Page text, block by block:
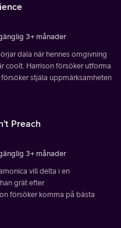
3+ månader
dala när hennes omgivning
coolt. Harrison försöker utforma
stjäla uppmärksamheten
Preach
3+ månader
vill delta i en
grät efter
försöker komma på bästa